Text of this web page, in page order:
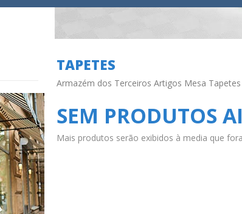
TAPETES
Armazém dos Terceiros Artigos Mesa Tapetes
SEM PRODUTOS
Mais produtos serão exibidos à media que